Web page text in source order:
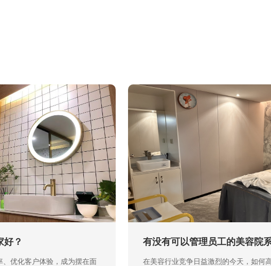
好？
优化客户体验，成为摆在面
有没有可以管理员工的美容院
在美容行业竞争日益激烈的今天，如何